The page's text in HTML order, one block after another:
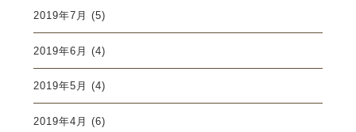
2019年7月 (5)
2019年6月 (4)
2019年5月 (4)
2019年4月 (6)